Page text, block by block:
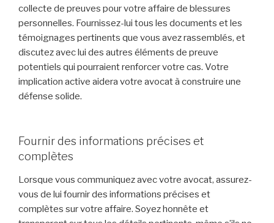
collecte de preuves pour votre affaire de blessures
personnelles. Fournissez-lui tous les documents et les
témoignages pertinents que vous avez rassemblés, et
discutez avec lui des autres éléments de preuve
potentiels qui pourraient renforcer votre cas. Votre
implication active aidera votre avocat à construire une
défense solide.
Fournir des informations précises et
complètes
Lorsque vous communiquez avec votre avocat, assurez-
vous de lui fournir des informations précises et
complètes sur votre affaire. Soyez honnête et